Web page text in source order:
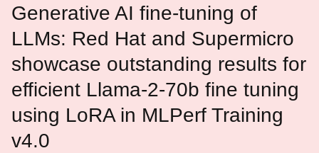
Generative AI fine-tuning of
LLMs: Red Hat and Supermicro
showcase outstanding results for
efficient Llama-2-70b fine tuning
using LoRA in MLPerf Training
v4.0